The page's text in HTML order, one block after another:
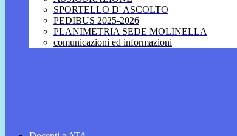
SPORTELLO D' ASCOLTO
PEDIBUS 2025-2026
PLANIMETRIA SEDE MOLINELLA
comunicazioni ed informazioni